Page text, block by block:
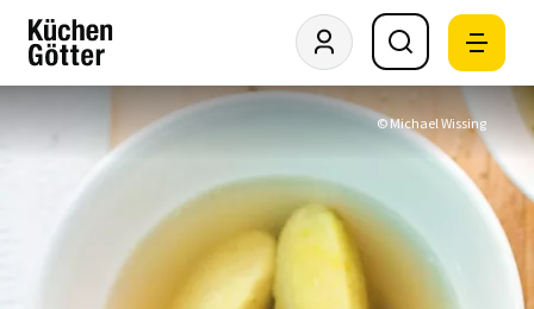
© Michael Wissing